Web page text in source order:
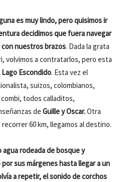
es muy lindo, pero quisimos ir
decidimos que fuera navegar
nuestros brazos. Dada la grata
volvimos a contratarlos, pero esta
Lago Escondido. Esta vez el
suizos, colombianos,
todos calladitos,
de Guille y Oscar.Otra
60 km, llegamos al destino.
agua rodeada de bosque y
sus márgenes hasta llegar a un
a repetir, el sonido de corchos